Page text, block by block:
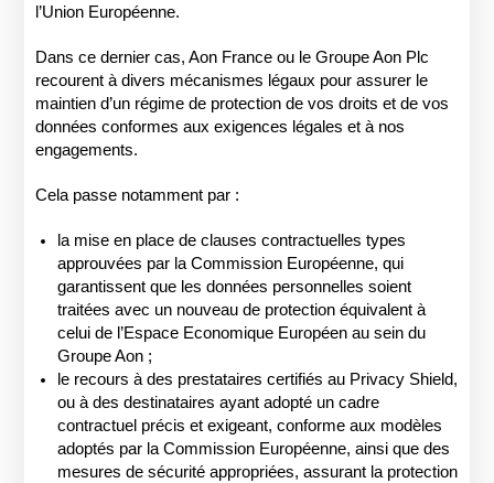
l’Union Européenne.
Dans ce dernier cas, Aon France ou le Groupe Aon Plc
recourent à divers mécanismes légaux pour assurer le
maintien d’un régime de protection de vos droits et de vos
données conformes aux exigences légales et à nos
engagements.
Cela passe notamment par :
la mise en place de clauses contractuelles types
approuvées par la Commission Européenne, qui
garantissent que les données personnelles soient
traitées avec un nouveau de protection équivalent à
celui de l’Espace Economique Européen au sein du
Groupe Aon ;
le recours à des prestataires certifiés au Privacy Shield,
ou à des destinataires ayant adopté un cadre
contractuel précis et exigeant, conforme aux modèles
adoptés par la Commission Européenne, ainsi que des
mesures de sécurité appropriées, assurant la protection